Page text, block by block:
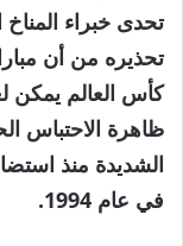
في
14
مايو
2026
تحدى خبراء المناخ
تحذيره من أن
كأس العالم يمكن
ظاهرة الاحتباس
الشديدة منذ
في عام 1994.